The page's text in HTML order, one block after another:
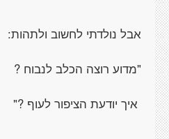
אבל נולדתי לחשוב ולתהות:
"מדוע רוצה הכלב לנבוח ?
איך יודעת הציפור לעוף ?"